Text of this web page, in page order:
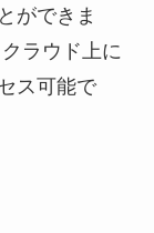
ができま
ラウド上に
ス可能で